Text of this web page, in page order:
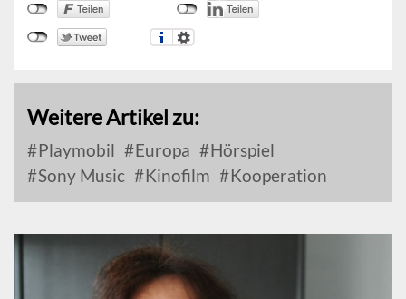
Weitere Artikel zu:
Playmobil Europa
Hörspiel
Sony Music
Kinofilm Kooperation